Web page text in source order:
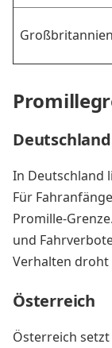
Großbritannien
Deutschland
In Deutschland
Für
Promille-
und
Verhalten droht
Österreich
Österreich